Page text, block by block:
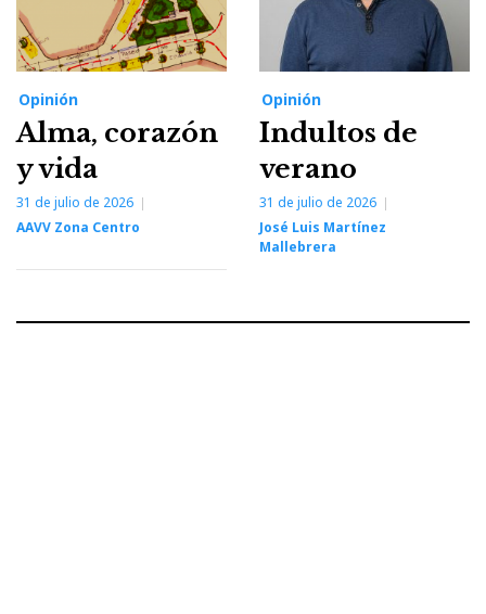
Opinión
Alma, corazón
y vida
31 de julio de 2026
AAVV Zona Centro
Opinión
Indultos de
verano
31 de julio de 2026
José Luis Martínez
Mallebrera